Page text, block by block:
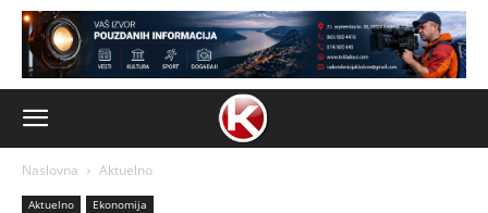
Naslovna Aktuelno
Aktuelno Ekonomija